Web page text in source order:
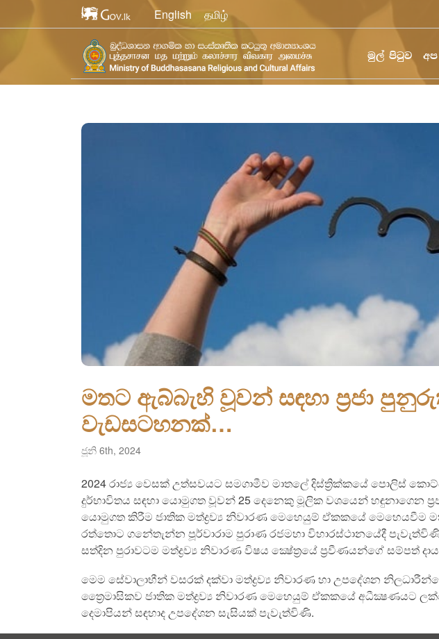
English தமிழ்
මුල් පිටුව
මතට ඇබ්බැහි වූවන් සඳහා ප්‍රජා
වැඩසටහනක්…
ජූනි 6th, 2024
2024 රාජ්‍ය වෙසක් උත්සවයට සමගාමීව මාතලේ දිස්ත්‍රික්කයේ පොලිස්
දුර්භාවිතය සඳහා යොමුගත වූවන් 25 දෙනෙකු මූලික වශයෙන් හඳුනාගෙන
යොමුගත කිරීම ජාතික මත්ද්‍රව්‍ය නිවාරණ මෙහෙයුම් ඒකකයේ මෙහෙයවීම මත
රත්තොට ගනේතැන්න පූර්වාරාම පුරාණ රජමහා විහාරස්ථානයේදී
සත්දින පුරාවටම මත්ද්‍රව්‍ය නිවාරණ විෂය ක්‍ෂේත්‍රයේ ප්‍රවීණයන්ගේ සම්පත්
මෙම සේවාලාභීන් වසරක් දක්වා මත්ද්‍රව්‍ය නිවාරණ හා උපදේශන
ත්‍රෛමාසිකව ජාතික මත්ද්‍රව්‍ය නිවාරණ මෙහෙයුම් ඒකකයේ අධීක්‍ෂණයට
දෙමාපියන් සඳහාද උපදේශන සැසියක් පැවැත්විණි.